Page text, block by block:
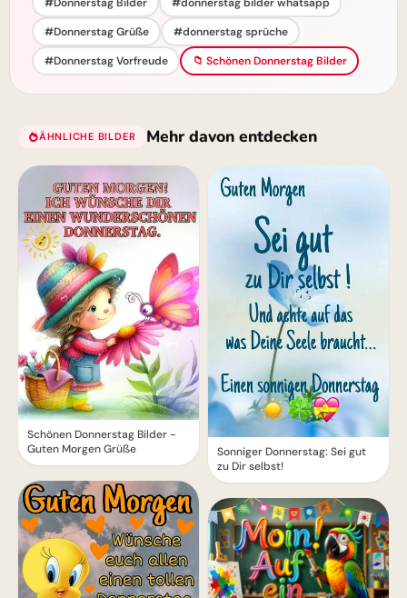
#Donnerstag Grüße
#donnerstag sprüche
#Donnerstag Vorfreude
📁 Schönen Donnerstag Bilder
ÄHNLICHE BILDER Mehr davon entdecken
Schönen Donnerstag Bilder -
Guten Morgen Grüße
Sonniger Donnerstag: Sei gut
zu Dir selbst!